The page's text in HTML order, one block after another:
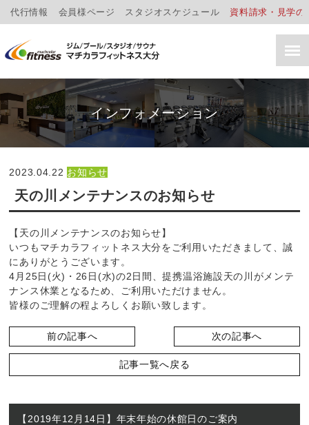
代行情報 会員様ページ スタジオスケジュール 資料請求・見学の
インフォメーション
2023.04.22 お知らせ
天の川メンテナンスのお知らせ
【天の川メンテナンスのお知らせ】
いつもマチカラフィットネス大分をご利用いただきまして、誠
にありがとうございます。
4月25日(火)・26日(水)の2日間、提携温浴施設天の川がメンテ
ナンス休業となるため、ご利用いただけません。
皆様のご理解の程よろしくお願い致します。
前の記事へ 次の記事へ
記事一覧へ戻る
【2019年12月14日】年末年始の休館日のご案内